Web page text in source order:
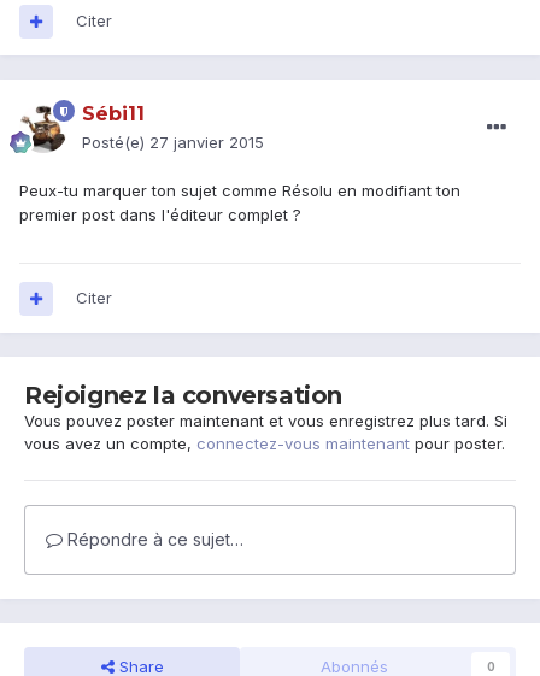
Citer
Sébi11
Posté(e) 27 janvier 2015
Peux-tu marquer ton sujet comme Résolu en modifiant ton
premier post dans l'éditeur complet ?
Citer
Rejoignez la conversation
Vous pouvez poster maintenant et vous enregistrez plus tard. Si
vous avez un compte, connectez-vous maintenant pour poster.
Répondre à ce sujet…
Share Abonnés 0